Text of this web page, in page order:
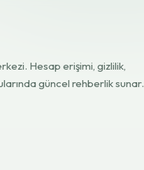
Hesap erişimi, gizlilik,
güncel rehberlik sunar.